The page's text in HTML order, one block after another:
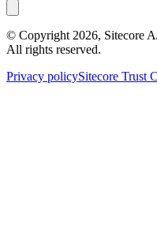
© Copyright2026, Sitecore
All rights reserved.
Privacy policySitecore Trust